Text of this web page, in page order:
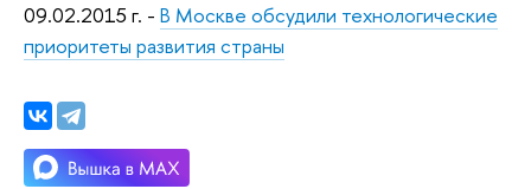
09.02.2015 г. - В Москве обсудили технологические
приоритеты развития страны